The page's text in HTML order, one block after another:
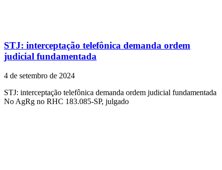
STJ: interceptação telefônica demanda ordem
judicial fundamentada
4 de setembro de 2024
STJ: interceptação telefônica demanda ordem judicial fundamentada
No AgRg no RHC 183.085-SP, julgado